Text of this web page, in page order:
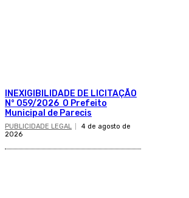
INEXIGIBILIDADE DE LICITAÇÃO
N° 059/2026 O Prefeito
Municipal de Parecis
PUBLICIDADE LEGAL
4 de agosto de
2026